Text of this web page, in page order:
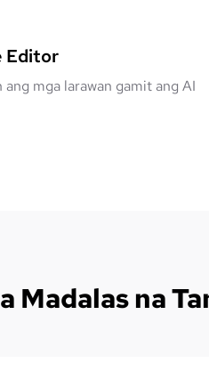
Editor
ang mga larawan gamit ang AI
Madalas na